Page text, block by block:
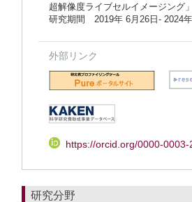
超解像度ライブセルイメージング」
研究期間 2019年 6月26日- 2024
外部リンク
https://orcid.org/0000-
研究分野